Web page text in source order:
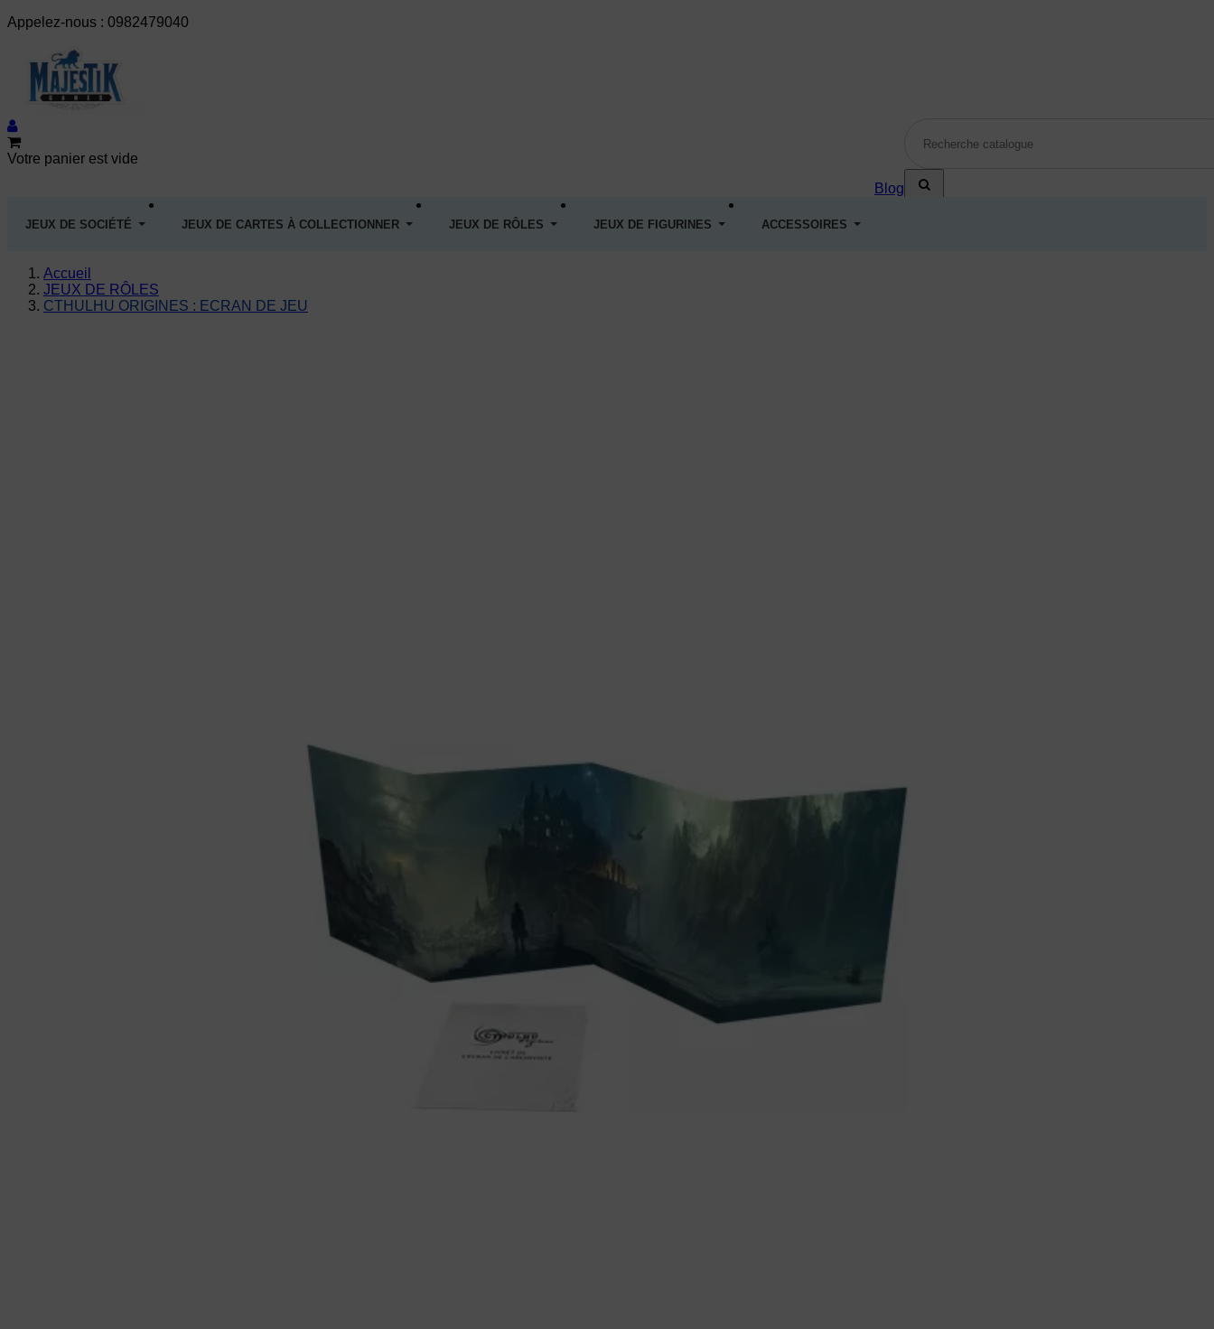
Appelez-nous : 0982479040
Votre panier est vide
Blog
JEUX DE SOCIÉTÉ JEUX DE CARTES À COLLECTIONNER JEUX DE RÔLES JEUX DE FIGURINES ACCESSOIRES
Accueil
JEUX DE RÔLES
CTHULHU ORIGINES : ECRAN DE JEU